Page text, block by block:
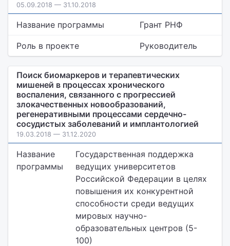
05.09.2018 — 31.10.2018
Название программы Грант РНФ
Роль в проекте Руководитель
Поиск биомаркеров и терапевтических
мишеней в процессах хронического
воспаления, связанного с прогрессией
злокачественных новообразований,
регенеративными процессами сердечно-
сосудистых заболеваний и имплантологией
19.03.2018 — 31.12.2020
Название
программы
Государственная поддержка
ведущих университетов
Российской Федерации в целях
повышения их конкурентной
способности среди ведущих
мировых научно-
образовательных центров (5-
100)